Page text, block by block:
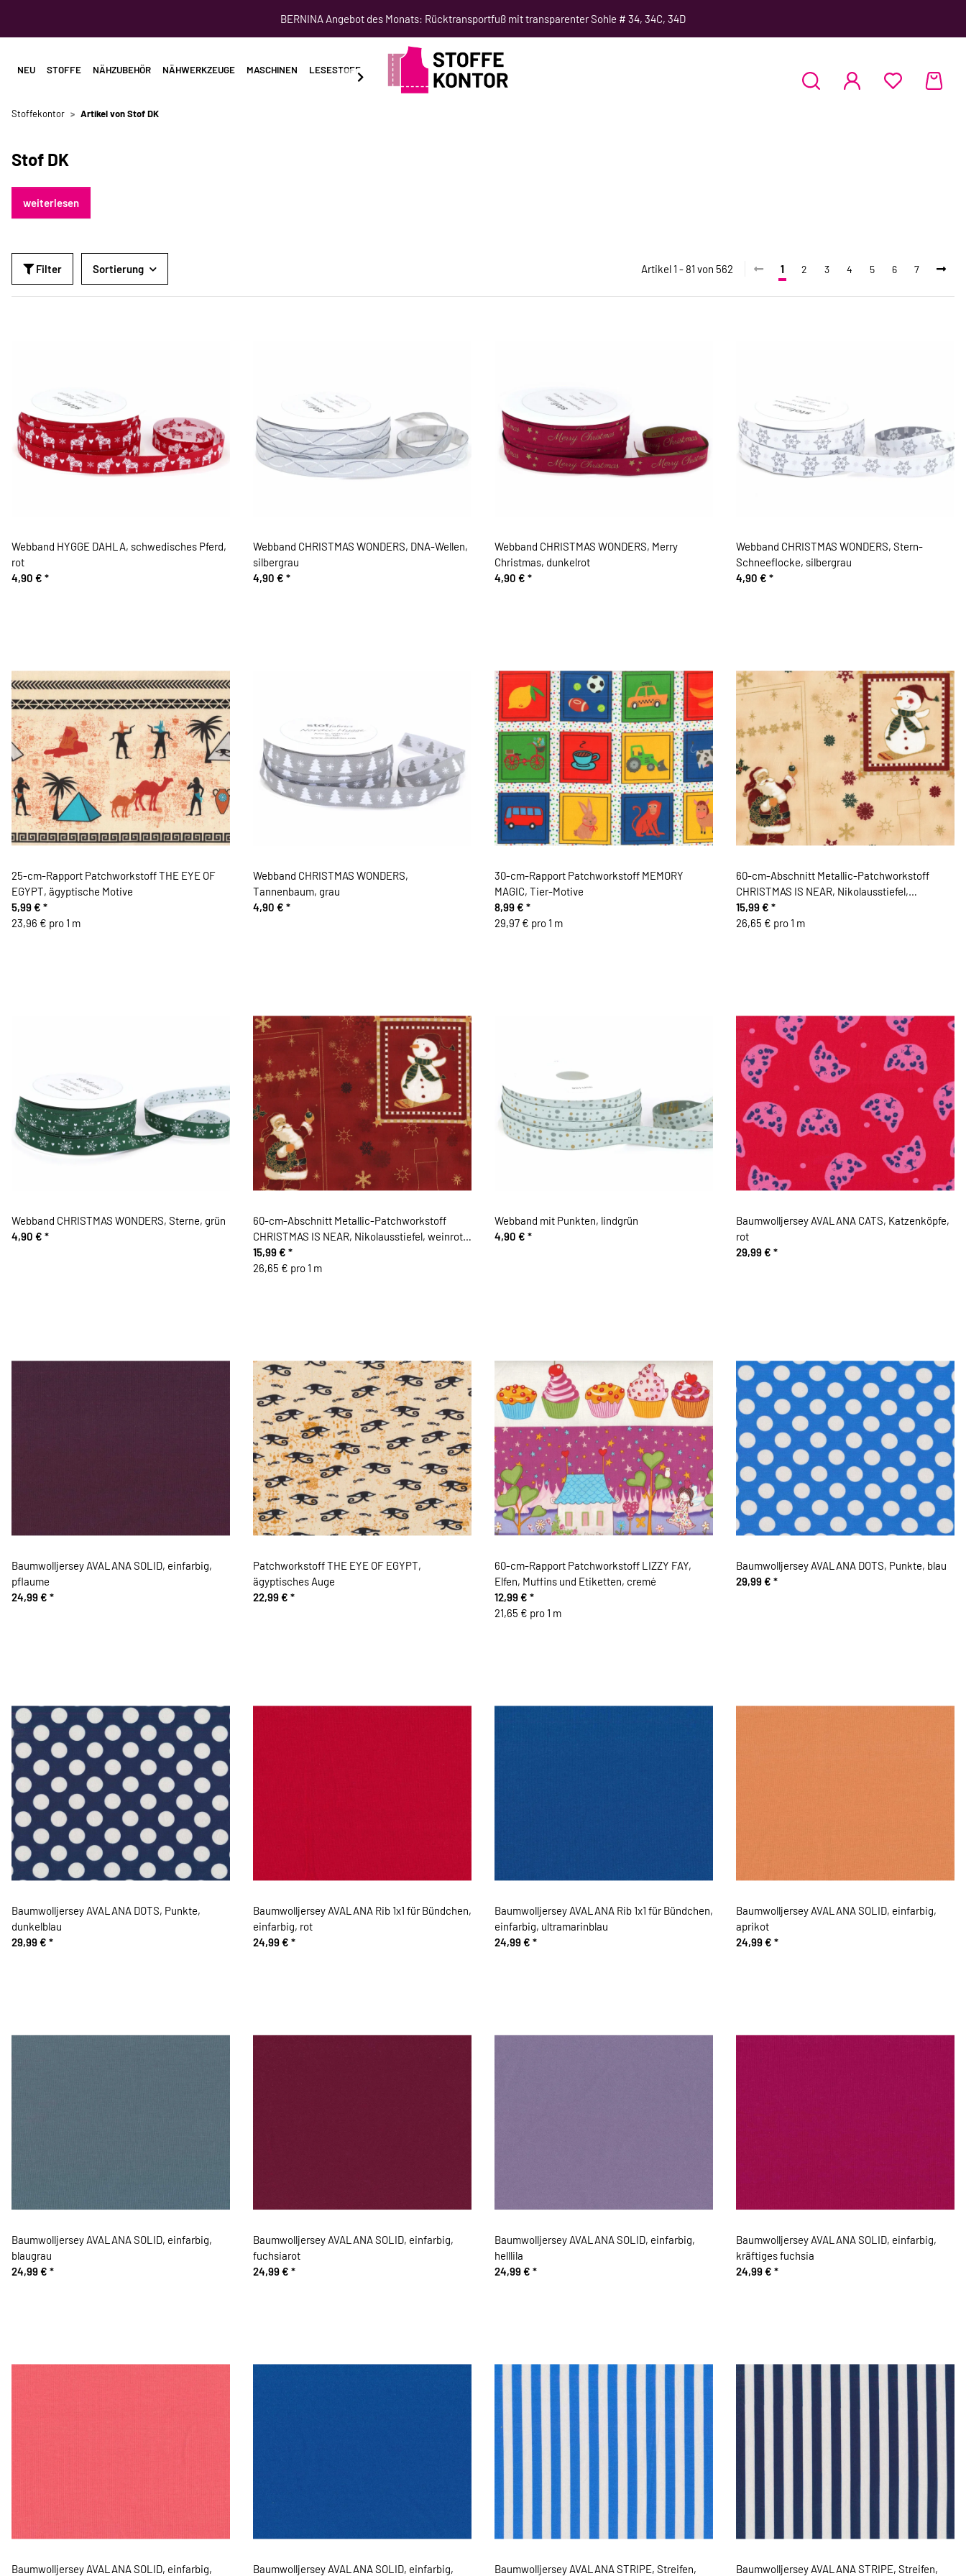
BERNINA Angebot des Monats: Rücktransportfuß mit transparenter Sohle # 34, 34C, 34D
NEU STOFFE NÄHZUBEHÖR NÄHWERKZEUGE MASCHINEN LESESTOFF SCHNITTMUSTER NÄHKURSE
Stoffekontor Artikel von Stof DK
Stof DK
weiterlesen
Filter Sortierung Artikel 1 - 81 von 562 1 2 3 4 5 6 7
Webband HYGGE DAHLA, schwedisches Pferd,
rot
4,90 € *
Webband CHRISTMAS WONDERS, DNA-Wellen,
silbergrau
4,90 € *
Webband CHRISTMAS WONDERS, Merry
Christmas, dunkelrot
4,90 € *
Webband CHRISTMAS WONDERS, Stern-
Schneeflocke, silbergrau
4,90 € *
25-cm-Rapport Patchworkstoff THE EYE OF
EGYPT, ägyptische Motive
5,99 € *
23,96 € pro 1 m
Webband CHRISTMAS WONDERS,
Tannenbaum, grau
4,90 € *
30-cm-Rapport Patchworkstoff MEMORY
MAGIC, Tier-Motive
8,99 € *
29,97 € pro 1 m
60-cm-Abschnitt Metallic-Patchworkstoff
CHRISTMAS IS NEAR, Nikolausstiefel,
pastellgelb-gold
15,99 € *
26,65 € pro 1 m
Webband CHRISTMAS WONDERS, Sterne, grün
4,90 € *
60-cm-Abschnitt Metallic-Patchworkstoff
CHRISTMAS IS NEAR, Nikolausstiefel, weinrot-
gold
15,99 € *
26,65 € pro 1 m
Webband mit Punkten, lindgrün
4,90 € *
Baumwolljersey AVALANA CATS, Katzenköpfe,
rot
29,99 € *
Baumwolljersey AVALANA SOLID, einfarbig,
pflaume
24,99 € *
Patchworkstoff THE EYE OF EGYPT,
ägyptisches Auge
22,99 € *
60-cm-Rapport Patchworkstoff LIZZY FAY,
Elfen, Muffins und Etiketten, cremé
12,99 € *
21,65 € pro 1 m
Baumwolljersey AVALANA DOTS, Punkte, blau
29,99 € *
Baumwolljersey AVALANA DOTS, Punkte,
dunkelblau
29,99 € *
Baumwolljersey AVALANA Rib 1x1 für Bündchen,
einfarbig, rot
24,99 € *
Baumwolljersey AVALANA Rib 1x1 für Bündchen,
einfarbig, ultramarinblau
24,99 € *
Baumwolljersey AVALANA SOLID, einfarbig,
aprikot
24,99 € *
Baumwolljersey AVALANA SOLID, einfarbig,
blaugrau
24,99 € *
Baumwolljersey AVALANA SOLID, einfarbig,
fuchsiarot
24,99 € *
Baumwolljersey AVALANA SOLID, einfarbig,
helllila
24,99 € *
Baumwolljersey AVALANA SOLID, einfarbig,
kräftiges fuchsia
24,99 € *
Baumwolljersey AVALANA SOLID, einfarbig, Baumwolljersey AVALANA SOLID, einfarbig, Baumwolljersey AVALANA STRIPE, Streifen, Baumwolljersey AVALANA STRIPE, Streifen,